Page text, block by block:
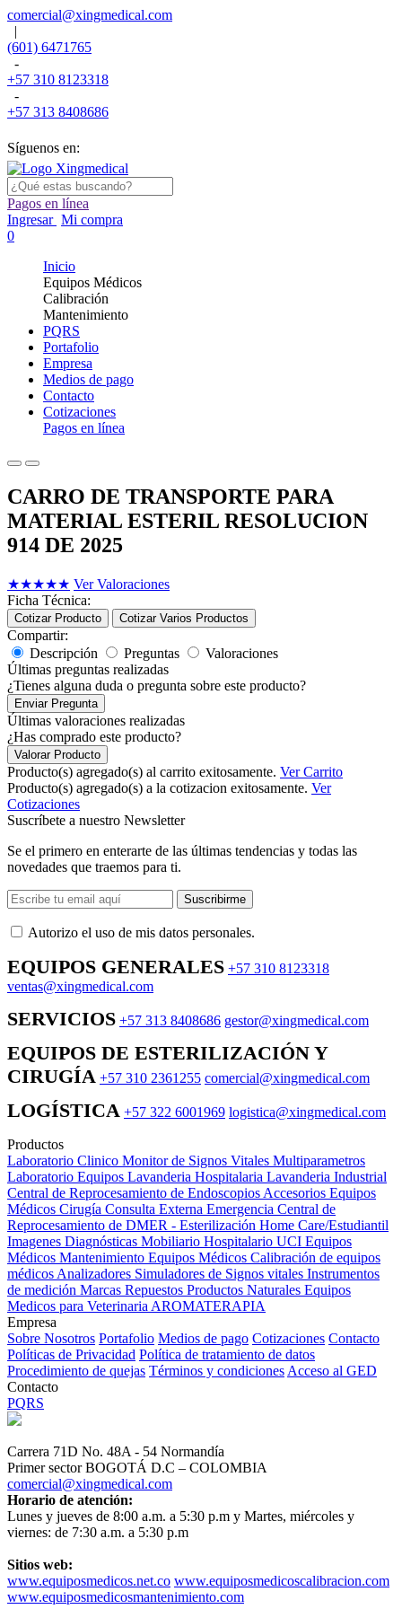
comercial@xingmedical.com
|
(601) 6471765
-
+57 310 8123318
-
+57 313 8408686
Síguenos en:
Pagos en línea
Ingresar Mi compra
0
Inicio
Equipos Médicos
Calibración
Mantenimiento
PQRS
Portafolio
Empresa
Medios de pago
Contacto
Cotizaciones
Pagos en línea
CARRO DE TRANSPORTE PARA
MATERIAL ESTERIL RESOLUCION
914 DE 2025
★★★★★ Ver Valoraciones
Ficha Técnica:
Cotizar Producto Cotizar Varios Productos
Compartir:
Descripción
Preguntas
Valoraciones
Últimas preguntas realizadas
¿Tienes alguna duda o pregunta sobre este producto?
Enviar Pregunta
Últimas valoraciones realizadas
¿Has comprado este producto?
Valorar Producto
Producto(s) agregado(s) al carrito exitosamente. Ver Carrito
Producto(s) agregado(s) a la cotizacion exitosamente. Ver
Cotizaciones
Suscríbete a nuestro Newsletter
Se el primero en enterarte de las últimas tendencias y todas las
novedades que traemos para ti.
Suscribirme
Autorizo ​​el uso de mis datos personales.
EQUIPOS GENERALES +57 310 8123318
ventas@xingmedical.com
SERVICIOS +57 313 8408686 gestor@xingmedical.com
EQUIPOS DE ESTERILIZACIÓN Y
CIRUGÍA +57 310 2361255 comercial@xingmedical.com
LOGÍSTICA +57 322 6001969 logistica@xingmedical.com
Productos
Laboratorio Clinico Monitor de Signos Vitales Multiparametros
Laboratorio Equipos Lavanderia Hospitalaria Lavanderia Industrial
Central de Reprocesamiento de Endoscopios Accesorios Equipos
Médicos Cirugía Consulta Externa Emergencia Central de
Reprocesamiento de DMER - Esterilización Home Care/Estudiantil
Imagenes Diagnósticas Mobiliario Hospitalario UCI Equipos
Médicos Mantenimiento Equipos Médicos Calibración de equipos
médicos Analizadores Simuladores de Signos vitales Instrumentos
de medición Marcas Repuestos Productos Naturales Equipos
Medicos para Veterinaria AROMATERAPIA
Empresa
Sobre Nosotros Portafolio Medios de pago Cotizaciones Contacto
Políticas de Privacidad Política de tratamiento de datos
Procedimiento de quejas Términos y condiciones Acceso al GED
Contacto
PQRS
Carrera 71D No. 48A - 54 Normandía
Primer sector BOGOTÁ D.C – COLOMBIA
comercial@xingmedical.com
Horario de atención:
Lunes y jueves de 8:00 a.m. a 5:30 p.m y Martes, miércoles y
viernes: de 7:30 a.m. a 5:30 p.m
Sitios web:
www.equiposmedicos.net.co www.equiposmedicoscalibracion.com
www.equiposmedicosmantenimiento.com